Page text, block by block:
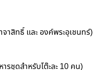
าสิทธิ์ และ องค์พระอุเชนทร์)
รชุดสำหรับโต๊ะละ 10 คน)